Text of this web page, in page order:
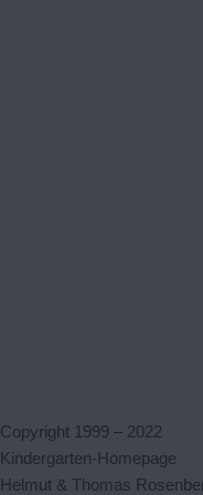
Copyright 1999 – 2022
Kindergarten-Homepage
Helmut & Thomas